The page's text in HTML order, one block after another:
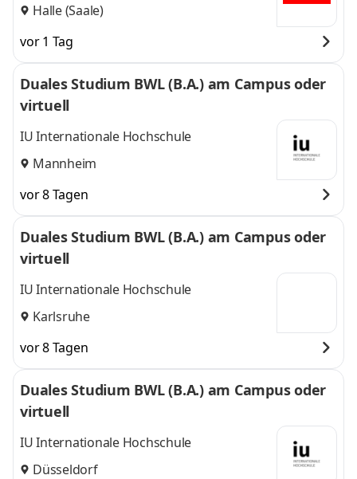
Halle (Saale)
vor 1 Tag
Duales Studium BWL (B.A.) am Campus oder
virtuell
IU Internationale Hochschule
Mannheim
vor 8 Tagen
Duales Studium BWL (B.A.) am Campus oder
virtuell
IU Internationale Hochschule
Karlsruhe
vor 8 Tagen
Duales Studium BWL (B.A.) am Campus oder
virtuell
IU Internationale Hochschule
Düsseldorf